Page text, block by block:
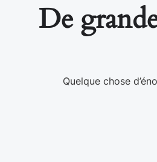
De
Quelque chose